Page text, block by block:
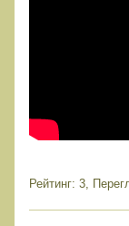
Рейтинг: 3,